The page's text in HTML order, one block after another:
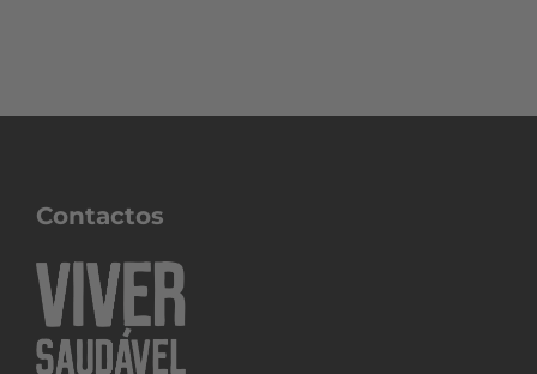
Contactos